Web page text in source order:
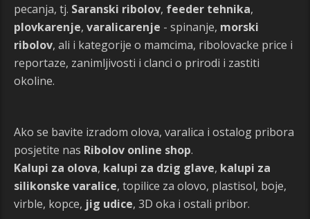
pecanja, tj. Saranski ribolov, feeder tehnika,
plovkarenje, varalicarenje - spinanje, morski
ribolov, ali i kategorije o mamcima, ribolovacke price i
reportaze, zanimljivosti i clanci o prirodi i zastiti
okoline.
Ako se bavite izradom olova, varalica i ostalog pribora
posjetite nas Ribolov online shop.
Kalupi za olova, kalupi za dzig glave, kalupi za
silikonske varalice, topilice za olovo, plastisol, boje,
virble, kopce, jig udice, 3D oka i ostali pribor.